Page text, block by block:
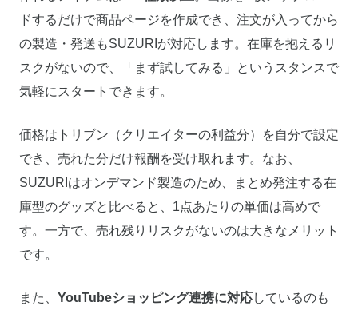
ドするだけで商品ページを作成でき、注文が入ってから
の製造・発送もSUZURIが対応します。在庫を抱えるリ
スクがないので、「まず試してみる」というスタンスで
気軽にスタートできます。
価格はトリブン（クリエイターの利益分）を自分で設定
でき、売れた分だけ報酬を受け取れます。なお、
SUZURIはオンデマンド製造のため、まとめ発注する在
庫型のグッズと比べると、1点あたりの単価は高めで
す。一方で、売れ残りリスクがないのは大きなメリット
です。
また、 YouTubeショッピング連携に対応しているのも